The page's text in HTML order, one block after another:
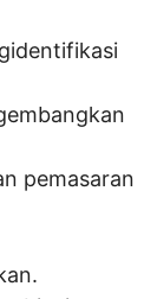
pemasaran